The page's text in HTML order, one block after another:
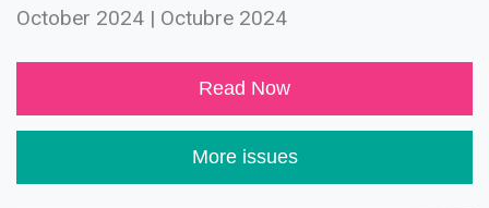
October 2024 | Octubre 2024
Read Now
More issues